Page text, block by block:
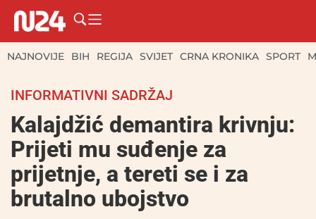
NAJNOVIJE BIH REGIJA SVIJET CRNA KRONIKA SPORT
INFORMATIVNI SADRŽAJ
Kalajdžić demantira krivnju:
Prijeti mu suđenje za
prijetnje, a tereti se i za
brutalno ubojstvo